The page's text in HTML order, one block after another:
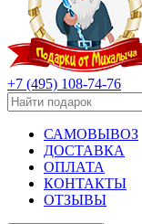
+7 (495) 108-74-76
САМОВЫВОЗ
ДОСТАВКА
ОПЛАТА
КОНТАКТЫ
ОТЗЫВЫ